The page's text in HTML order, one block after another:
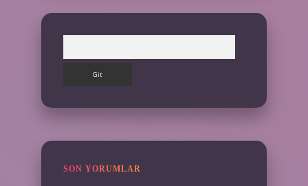
SON YORUMLAR